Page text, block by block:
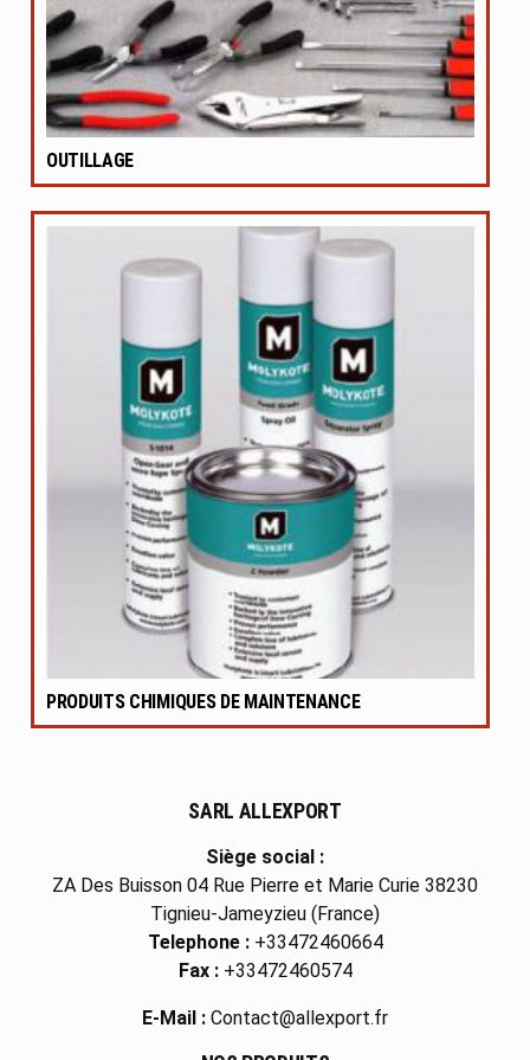
OUTILLAGE
PRODUITS CHIMIQUES DE MAINTENANCE
SARL ALLEXPORT
Siège social :
ZA Des Buisson 04 Rue Pierre et Marie Curie 38230
Tignieu-Jameyzieu (France)
Telephone :+33472460664
Fax :+33472460574
E-Mail : Contact@allexport.fr